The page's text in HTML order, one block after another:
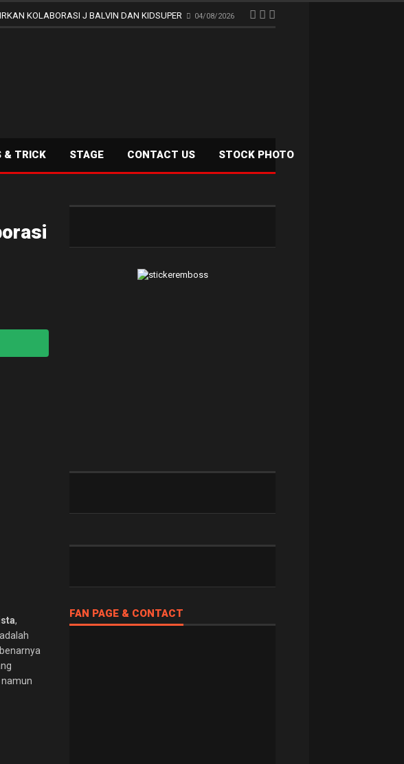
KOLABORASI J BALVIN DAN KIDSUPER 04/08/2026
& TRICK STAGE CONTACT US STOCK PHOTO
,
FAN PAGE & CONTACT